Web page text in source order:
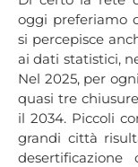
oggi preferiamo
si percepisce
ai dati statistici,
Nel 2025, per
quasi tre
il 2034. Piccoli
grandi città